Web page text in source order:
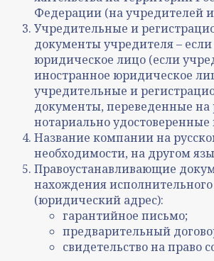
Федерации (на учредителей
Учредительные и
документы учредителя –
юридическое лицо (если
иностранное юридическое
учредительные и
документы, переведенные на
нотариально удостоверенные
Название компании на
необходимости, на другом
Правоустанавливающие
нахождения исполнительного
(юридический адрес):
гарантийное письмо;
предварительный
свидетельство на право